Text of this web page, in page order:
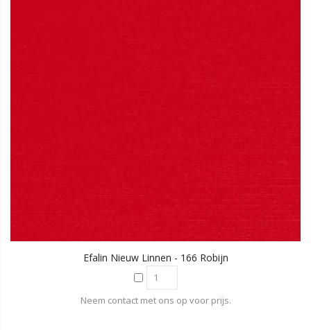
Efalin Nieuw Linnen - 166 Robijn
Neem contact met ons op voor prijs.